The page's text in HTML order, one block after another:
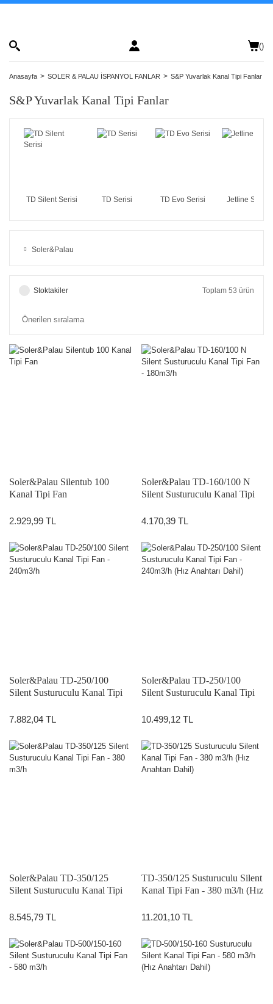
()
Anasayfa SOLER & PALAU İSPANYOL FANLAR S&P Yuvarlak Kanal Tipi Fanlar
S&P Yuvarlak Kanal Tipi Fanlar
TD Silent Serisi TD Serisi TD Evo Serisi Jetline Serisi
Soler&Palau
Stoktakiler Toplam 53 ürün
Soler&Palau Silentub 100
Kanal Tipi Fan
2.929,99 TL
Soler&Palau TD-160/100 N
Silent Susturuculu Kanal Tipi
4.170,39 TL
Soler&Palau TD-250/100
Silent Susturuculu Kanal Tipi
7.882,04 TL
Soler&Palau TD-250/100
Silent Susturuculu Kanal Tipi
Dahil)
10.499,12 TL
Soler&Palau TD-350/125
Silent Susturuculu Kanal Tipi
8.545,79 TL
TD-350/125 Susturuculu Silent
Kanal Tipi Fan - 380 m3/h (Hız
11.201,10 TL